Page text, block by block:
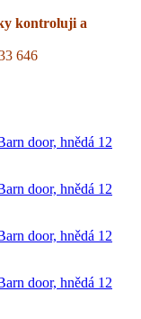
kontroluji a
646